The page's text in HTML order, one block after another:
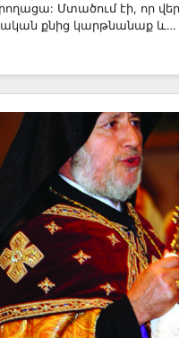
Մտածում էի, որ
քնից կարթնանաք և…